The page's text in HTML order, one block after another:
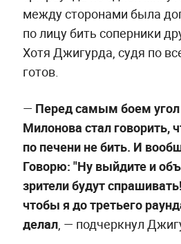
между сторонами была
по лицу бить соперники
Хотя Джигурда, судя по
готов.
— Перед самым боем угол
Милонова стал говорить,
по печени не бить. И
Говорю: "Ну выйдите и
зрители будут
чтобы я до третьего
делал, — подчеркнул